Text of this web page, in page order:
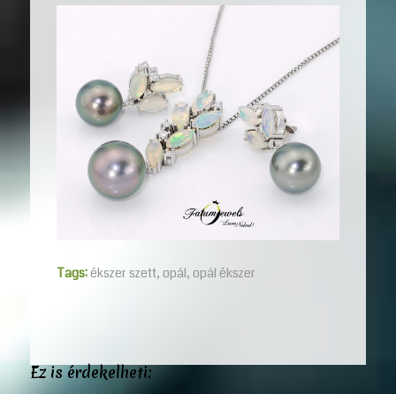
Tags:ékszer szett,opál,opál ékszer
Ez is érdekelheti: